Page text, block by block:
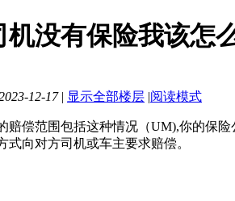
机没有保险我该怎
12-17 | 显示全部楼层 |阅读模式
赔偿范围包括这种情况（UM),你的保
式向对方司机或车主要求赔偿。